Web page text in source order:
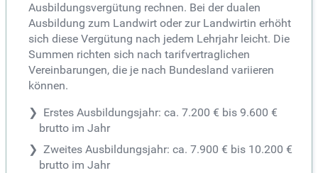
Ausbildungsvergütung rechnen. Bei der dualen
Ausbildung zum Landwirt oder zur Landwirtin erhöht
sich diese Vergütung nach jedem Lehrjahr leicht. Die
Summen richten sich nach tarifvertraglichen
Vereinbarungen, die je nach Bundesland variieren
können.
Erstes Ausbildungsjahr: ca. 7.200 € bis 9.600 €
brutto im Jahr
Zweites Ausbildungsjahr: ca. 7.900 € bis 10.200 €
brutto im Jahr